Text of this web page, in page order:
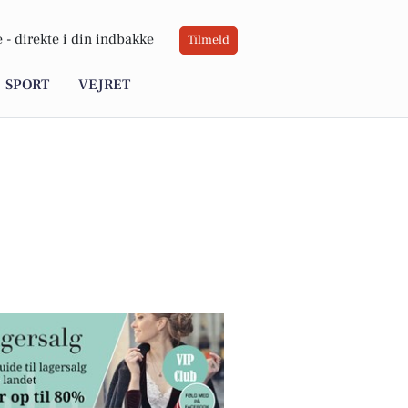
- direkte i din indbakke Tilmeld
SPORT VEJRET